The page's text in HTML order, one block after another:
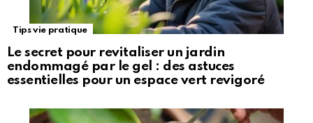
Tips vie pratique
Le secret pour revitaliser un jardin
endommagé par le gel : des astuces
essentielles pour un espace vert revigoré